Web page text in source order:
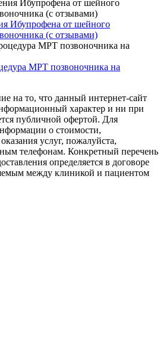
Ибупрофена от шейного
(с отзывами)
МРТ позвоночника на
на то, что данный интернет-сайт
характер и ни при
публичной офертой. Для
о стоимости,
услуг, пожалуйста,
телефонам. Конкретный перечень
определяется в договоре
между клиникой и пациентом